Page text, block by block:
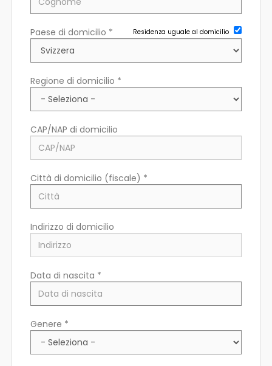
ES
PT
Paese di domicilio * Residenza uguale al domicilio
Regione di domicilio *
CAP/NAP di domicilio
Città di domicilio (fiscale) *
Indirizzo di domicilio
Paese di residenza *
Regione/Cantone di residenza *
Data di nascita *
Genere *